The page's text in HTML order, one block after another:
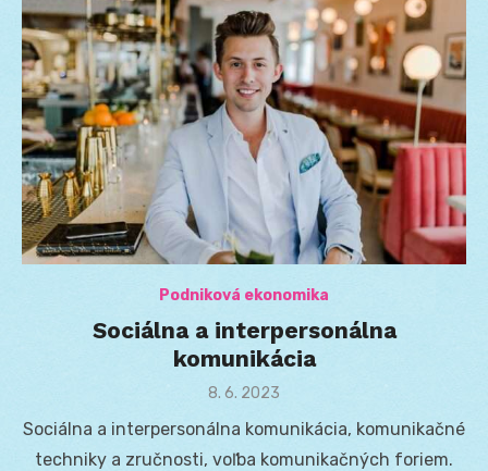
Podniková ekonomika
Sociálna a interpersonálna
komunikácia
Posted
8. 6. 2023
Sociálna a interpersonálna komunikácia, komunikačné
techniky a zručnosti, voľba komunikačných foriem.